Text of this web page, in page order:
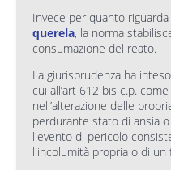
Invece per quanto
querela, la norma
consumazione del reato.
La giurisprudenza ha
cui all’art 612 bis c.p.
nell’alterazione delle
perdurante stato di ansia
l'evento di pericolo
l'incolumità propria o di un